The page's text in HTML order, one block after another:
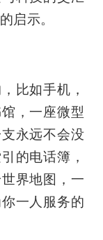
启示。
比如手机，
，一座微型
永远不会没
的电话簿，
界地图，一
一人服务的